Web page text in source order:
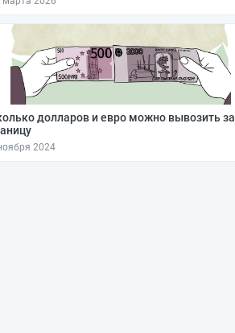
долларов и евро можно вывозить за
2024